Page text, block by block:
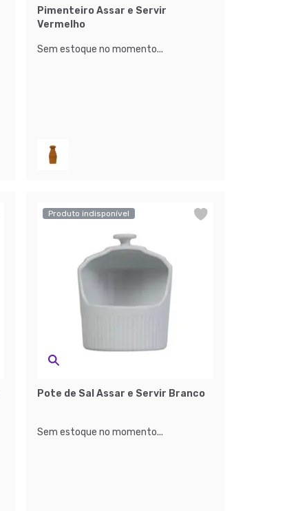
Pimenteiro Assar e Servir
Vermelho
Sem estoque no momento...
Produto indisponível
Pote de Sal Assar e Servir Branco
Sem estoque no momento...